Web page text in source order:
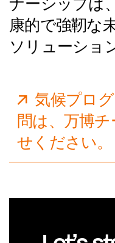
ナーシップは
康的で強靭な
ソリューショ
気候プロ
問は、万博
せください。